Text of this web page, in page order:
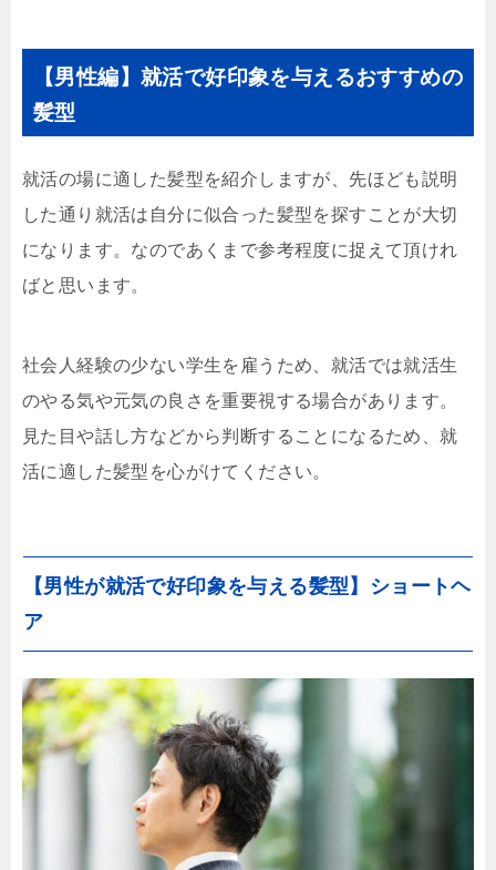
【男性編】就活で好印象を与えるおすすめの
髪型
就活の場に適した髪型を紹介しますが、先ほども説明
した通り就活は自分に似合った髪型を探すことが大切
になります。なのであくまで参考程度に捉えて頂けれ
ばと思います。
社会人経験の少ない学生を雇うため、就活では就活生
のやる気や元気の良さを重要視する場合があります。
見た目や話し方などから判断することになるため、就
活に適した髪型を心がけてください。
【男性が就活で好印象を与える髪型】ショートヘ
ア